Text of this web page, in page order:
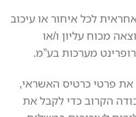
לכל איחור או עיכוב
מכוח עליון ו/או
מערכות בע”מ.
פרטי כרטיס האשראי,
הקרוב כדי לקבל את